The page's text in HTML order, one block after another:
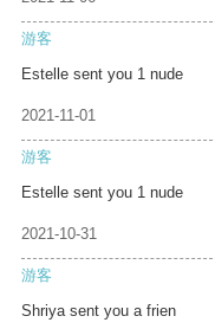
游客
Estelle sent you 1 nude
2021-11-01
游客
Estelle sent you 1 nude
2021-10-31
游客
Shriya sent you a frien